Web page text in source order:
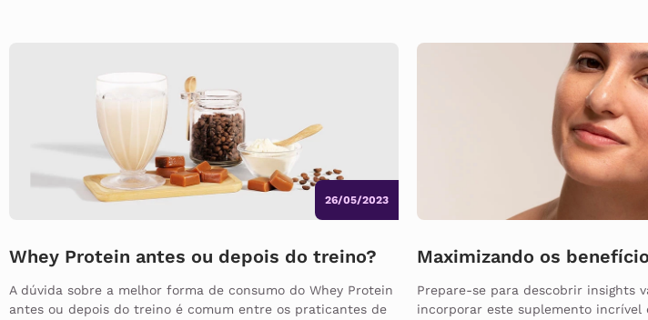
26/05/2023
Whey Protein antes ou depois do treino?
A dúvida sobre a melhor forma de consumo do Whey Protein
antes ou depois do treino é comum entre os praticantes de
Maximizando os
Prepare-se para descobrir insights
incorporar este suplemento